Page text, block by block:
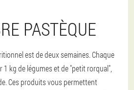
PASTÈQUE
est de deux semaines. Chaque
1 kg de légumes et de "petit rorqual",
Ces produits vous permettent